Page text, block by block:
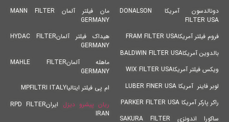
دونالدسون آمریکا DONALSON
FILTER USA
فروم فیلتر آمریکاFRAM FILTER USA
بالدوین آمریکاBALDWIN FILTER USA
ویکس فیلتر آمریکاWIX FILTER USA
لوبر فاینر آمریکا LUBER FINER USA
راکر پارکر آمریکا PARKER FILTER USA
ساکورا اندونزی SAKURA FILTER
مان فیلتر آلمان MANN FILTER
GERMANY
هیداک فیلتر آلمانHYDAC FILTER
GERMANY
ماهله آلمانMAHLE FILTER
GERMANY
ام پی فیلتر ایتالیاMPFILTRI ITALY
ریان پیشرو دیزل
ایرانRPD FILTER
IRAN